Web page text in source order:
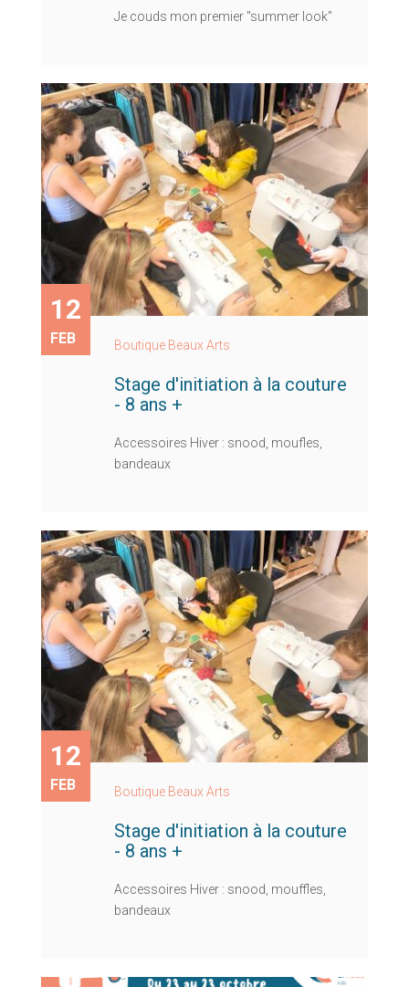
Je couds mon premier "summer look"
12
FEB Boutique Beaux Arts
Stage d'initiation à la couture
- 8 ans +
Accessoires Hiver : snood, moufles,
bandeaux
12
FEB Boutique Beaux Arts
Stage d'initiation à la couture
- 8 ans +
Accessoires Hiver : snood, mouffles,
bandeaux